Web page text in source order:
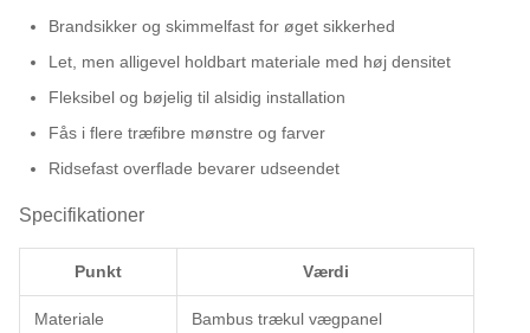
Brandsikker og skimmelfast for øget sikkerhed
Let, men alligevel holdbart materiale med høj densitet
Fleksibel og bøjelig til alsidig installation
Fås i flere træfibre mønstre og farver
Ridsefast overflade bevarer udseendet
Specifikationer
Punkt Værdi
Materiale Bambus trækul vægpanel